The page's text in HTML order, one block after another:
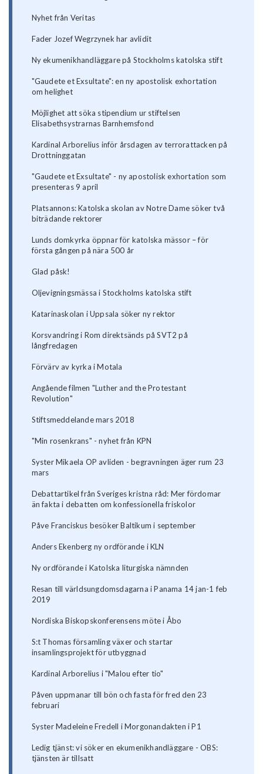
Nyhet från Veritas
Fader Jozef Wegrzynek har avlidit
Ny ekumenikhandläggare på Stockholms katolska stift
"Gaudete et Exsultate": en ny apostolisk exhortation
om helighet
Möjlighet att söka stipendium ur stiftelsen
Elisabethsystrarnas Barnhemsfond
Kardinal Arborelius inför årsdagen av terrorattacken på
Drottninggatan
"Gaudete et Exsultate" - ny apostolisk exhortation som
presenteras 9 april
Platsannons: Katolska skolan av Notre Dame söker två
biträdande rektorer
Lunds domkyrka öppnar för katolska mässor – för
första gången på nära 500 år
Glad påsk!
Oljevigningsmässa i Stockholms katolska stift
Katarinaskolan i Uppsala söker ny rektor
Korsvandring i Rom direktsänds på SVT2 på
långfredagen
Förvärv av kyrka i Motala
Angående filmen "Luther and the Protestant
Revolution"
Stiftsmeddelande mars 2018
"Min rosenkrans" - nyhet från KPN
Syster Mikaela OP avliden - begravningen äger rum 23
mars
Debattartikel från Sveriges kristna råd: Mer fördomar
än fakta i debatten om konfessionella friskolor
Påve Franciskus besöker Baltikum i september
Anders Ekenberg ny ordförande i KLN
Ny ordförande i Katolska liturgiska nämnden
Resan till världsungdomsdagarna i Panama 14 jan-1 feb
2019
Nordiska Biskopskonferensens möte i Åbo
S:t Thomas församling växer och startar
insamlingsprojekt för utbyggnad
Kardinal Arborelius i "Malou efter tio"
Påven uppmanar till bön och fasta för fred den 23
februari
Syster Madeleine Fredell i Morgonandakten i P1
Ledig tjänst: vi söker en ekumenikhandläggare - OBS:
tjänsten är tillsatt